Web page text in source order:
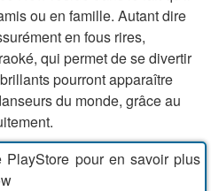
ou en famille. Autant dire
en fous rires,
qui permet de se divertir
pourront apparaître
du monde, grâce au
PlayStore pour en savoir plus